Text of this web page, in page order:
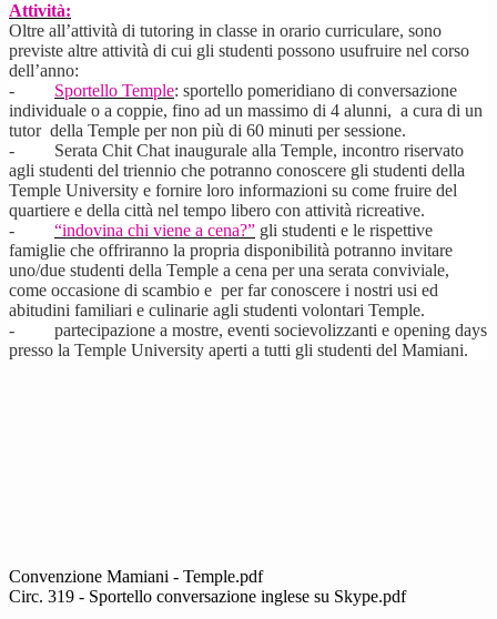
Attività:
Oltre all’attività di tutoring in classe in orario curriculare, sono
previste altre attività di cui gli studenti possono usufruire nel corso
dell’anno:
- Sportello Temple: sportello pomeridiano di conversazione
individuale o a coppie, fino ad un massimo di 4 alunni, a cura di un
tutor della Temple per non più di 60 minuti per sessione.
- Serata Chit Chat inaugurale alla Temple, incontro riservato
agli studenti del triennio che potranno conoscere gli studenti della
Temple University e fornire loro informazioni su come fruire del
quartiere e della città nel tempo libero con attività ricreative.
- “indovina chi viene a cena?” gli studenti e le rispettive
famiglie che offriranno la propria disponibilità potranno invitare
uno/due studenti della Temple a cena per una serata conviviale,
come occasione di scambio e per far conoscere i nostri usi ed
abitudini familiari e culinarie agli studenti volontari Temple.
- partecipazione a mostre, eventi socievolizzanti e opening days
presso la Temple University aperti a tutti gli studenti del Mamiani.
Convenzione Mamiani - Temple.pdf
Circ. 319 - Sportello conversazione inglese su Skype.pdf